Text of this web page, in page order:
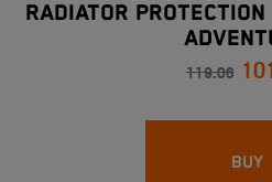
Radiator Protection
119.06
BUY